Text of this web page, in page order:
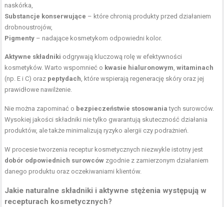
naskórka,
Substancje konserwujące – które chronią produkty przed działaniem
drobnoustrojów,
Pigmenty – nadające kosmetykom odpowiedni kolor.
Aktywne składniki odgrywają kluczową rolę w efektywności
kosmetyków. Warto wspomnieć o kwasie hialuronowym,witaminach
(np. E i C) oraz peptydach, które wspierają regenerację skóry oraz jej
prawidłowe nawilżenie.
Nie można zapominać o bezpieczeństwie stosowania tych surowców.
Wysokiej jakości składniki nie tylko gwarantują skuteczność działania
produktów, ale także minimalizują ryzyko alergii czy podrażnień.
W procesie tworzenia receptur kosmetycznych niezwykle istotny jest
dobór odpowiednich surowców zgodnie z zamierzonym działaniem
danego produktu oraz oczekiwaniami klientów.
Jakie naturalne składniki i aktywne stężenia występują w
recepturach kosmetycznych?